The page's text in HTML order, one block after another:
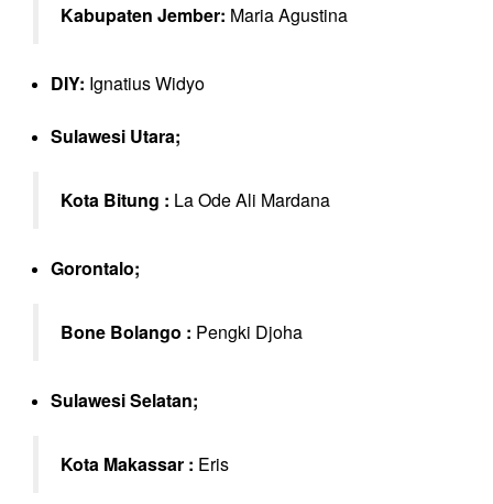
Kabupaten Jember: Maria Agustina
DIY: Ignatius Widyo
Sulawesi Utara;
Kota Bitung : La Ode Ali Mardana
Gorontalo;
Bone Bolango : Pengki Djoha
Sulawesi Selatan;
Kota Makassar : Eris